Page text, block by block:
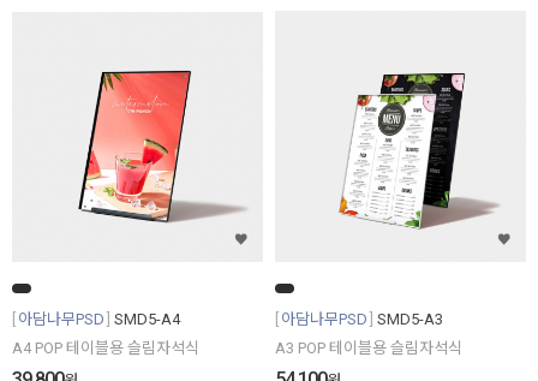
아담나무PSD SMD5-A4
A4 POP 테이블용 슬림자석식
아담나무PSD SMD5-A3
A3 POP 테이블용 슬림자석식